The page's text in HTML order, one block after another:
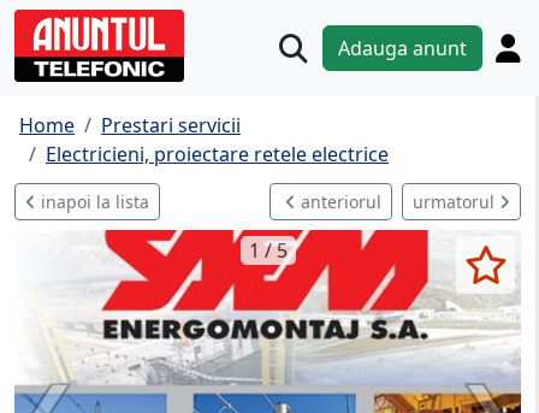
Adauga anunt
Home
Prestari servicii
Electricieni, proiectare retele electrice
inapoi la lista anteriorul urmatorul
1 / 5